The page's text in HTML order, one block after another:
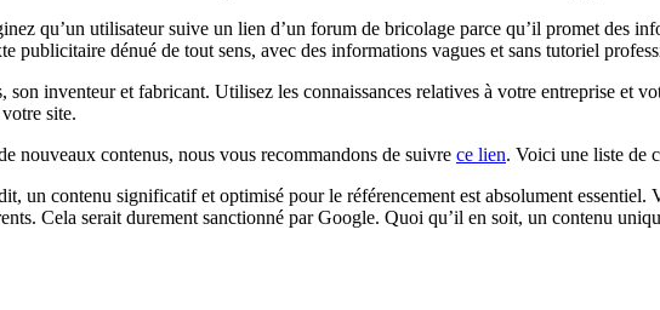
qu’un utilisateur suive un lien d’un forum de bricolage parce qu’il promet des
publicitaire dénué de tout sens, avec des informations vagues et sans tutoriel
inventeur et fabricant. Utilisez les connaissances relatives à votre entreprise et
site.
nouveaux contenus, nous vous recommandons de suivre ce lien. Voici une liste de
un contenu significatif et optimisé pour le référencement est absolument
Cela serait durement sanctionné par Google. Quoi qu’il en soit, un contenu